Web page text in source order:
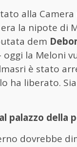
alla
la nipote di
dem
oggi la Meloni
è stato
ha liberato.
palazzo della
dovrebbe